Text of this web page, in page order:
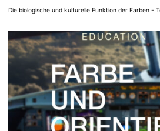
Die biologische und kulturelle Funktion der Farben -